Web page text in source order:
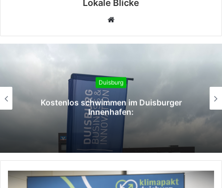
Lokale Blicke
Webseite
Duisburg
Kostenlos schwimmen im Duisburger
Innenhafen: